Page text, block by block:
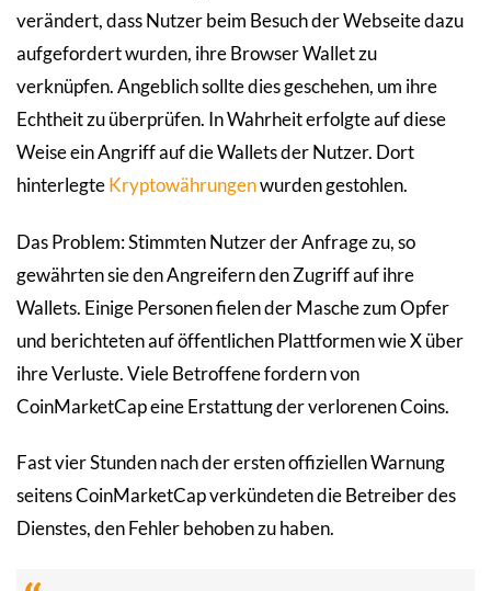
verändert, dass Nutzer beim Besuch der Webseite dazu
aufgefordert wurden, ihre Browser Wallet zu
verknüpfen. Angeblich sollte dies geschehen, um ihre
Echtheit zu überprüfen. In Wahrheit erfolgte auf diese
Weise ein Angriff auf die Wallets der Nutzer. Dort
hinterlegteKryptowährungenwurden gestohlen.
Das Problem: Stimmten Nutzer der Anfrage zu, so
gewährten sie den Angreifern den Zugriff auf ihre
Wallets. Einige Personen fielen der Masche zum Opfer
und berichteten auf öffentlichen Plattformen wie X über
ihre Verluste. Viele Betroffene fordern von
CoinMarketCap eine Erstattung der verlorenen Coins.
Fast vier Stunden nach der ersten offiziellen Warnung
seitens CoinMarketCap verkündeten die Betreiber des
Dienstes, den Fehler behoben zu haben.